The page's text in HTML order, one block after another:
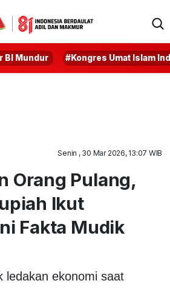
BI Mundur #Kongres Umat Islam
Senin , 30 Mar 2026, 13:07 WIB
Orang Pulang,
Ikut
Fakta Mudik
ledakan ekonomi saat